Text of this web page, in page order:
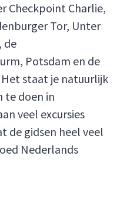
Checkpoint Charlie,
Tor, Unter
de
Potsdam en de
staat je natuurlijk
te doen in
veel excursies
de gidsen heel veel
Nederlands